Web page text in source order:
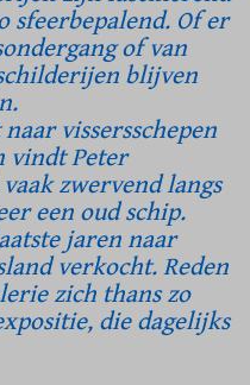
sfeerbepalend. Of er
of van
blijven
vissersschepen
vindt Peter
zwervend langs
een oud schip.
jaren naar
verkocht. Reden
zich thans zo
die dagelijks